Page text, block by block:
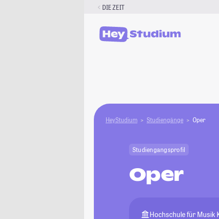
DIE ZEIT
HeyStudium Studiengänge Oper
Studiengangsprofil
Oper
Hochschule für Musik